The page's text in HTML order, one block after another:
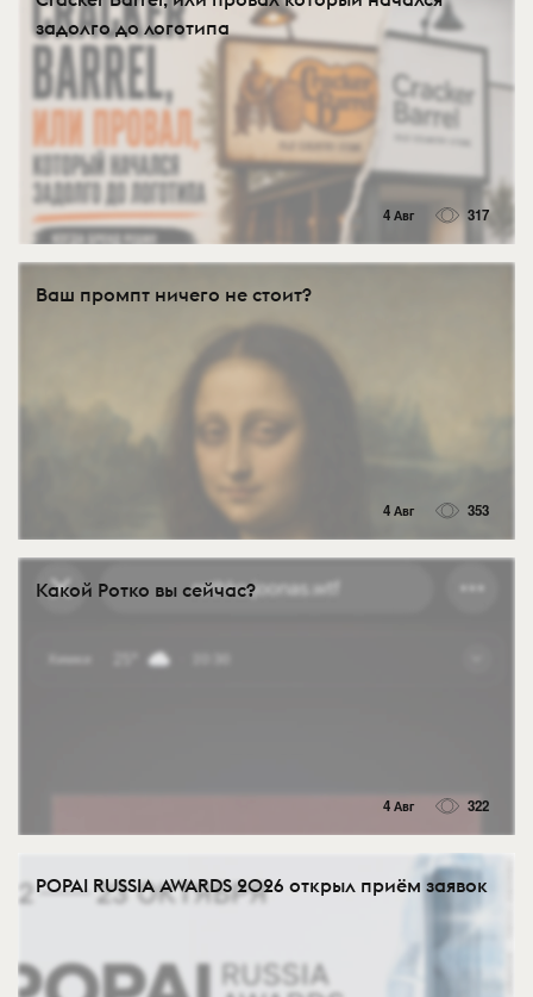
задолго до логотипа
4 Авг 317
Ваш промпт ничего не стоит?
4 Авг 353
Какой Ротко вы сейчас?
4 Авг 322
POPAI RUSSIA AWARDS 2026 открыл приём заявок